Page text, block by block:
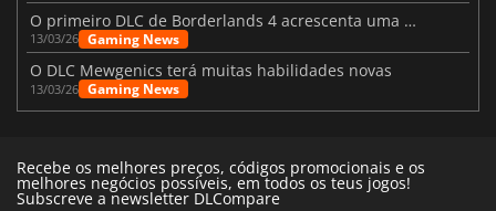
O primeiro DLC de Borderlands 4 acrescenta uma nova personagem e muito mais
13/03/26 Gaming News
O DLC Mewgenics terá muitas habilidades novas
13/03/26 Gaming News
Recebe os melhores preços, códigos promocionais e os
melhores negócios possíveis, em todos os teus jogos!
Subscreve a newsletter DLCompare